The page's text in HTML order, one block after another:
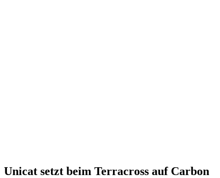
Unicat setzt beim Terracross auf Carbon